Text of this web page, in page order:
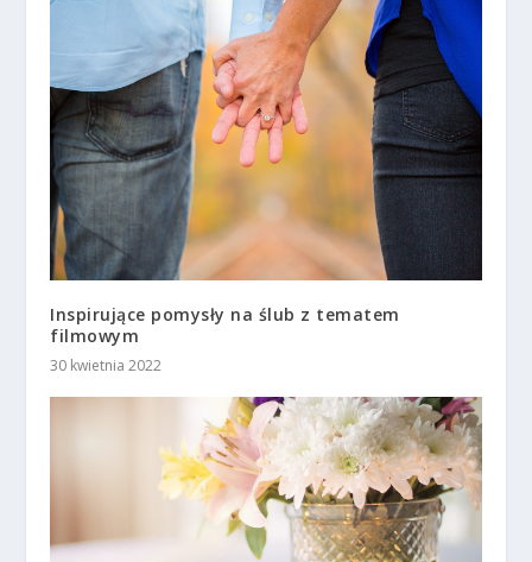
Inspirujące pomysły na ślub z tematem
filmowym
30 kwietnia 2022